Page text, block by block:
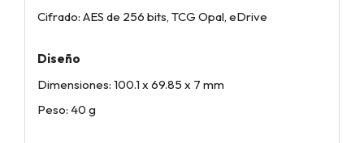
Cifrado: AES de 256 bits, TCG Opal, eDrive
Diseño
Dimensiones: 100.1 x 69.85 x 7 mm
Peso: 40 g